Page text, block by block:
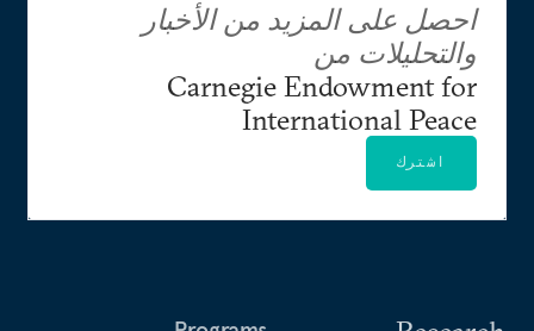
احصل على المزيد من الأخبار
والتحليلات من
Carnegie Endowment for
International Peace
اشترك